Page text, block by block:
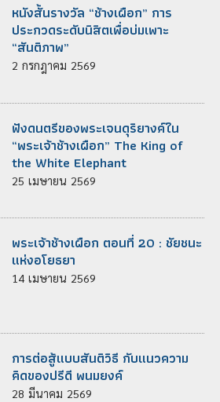
หนังสั้นรางวัล “ช้างเผือก” การ
ประกวดระดับนิสิตเพื่อบ่มเพาะ
“สันติภาพ”
2 กรกฎาคม 2569
ฟังดนตรีของพระเจนดุริยางค์ใน
“พระเจ้าช้างเผือก” The King of
the White Elephant
25 เมษายน 2569
พระเจ้าช้างเผือก ตอนที่ 20 : ชัยชนะ
แห่งอโยธยา
14 เมษายน 2569
การต่อสู้แบบสันติวิธี กับแนวความ
คิดของปรีดี พนมยงค์
28 มีนาคม 2569